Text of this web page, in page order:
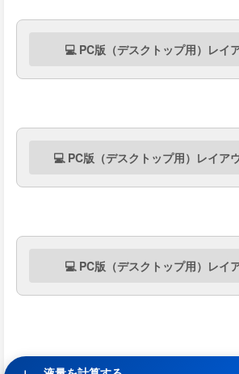
💻 PC版（デスクトップ用）レイ
💻 PC版（デスクトップ用）レイア
💻 PC版（デスクトップ用）レイ